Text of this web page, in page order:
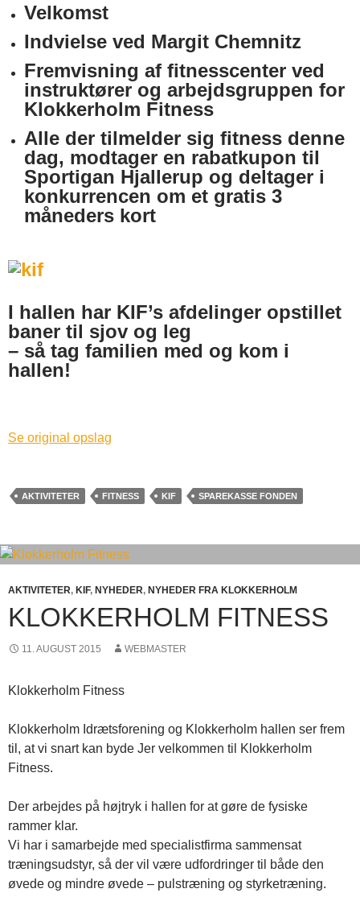
Velkomst
Indvielse ved Margit Chemnitz
Fremvisning af fitnesscenter ved
instruktører og arbejdsgruppen for
Klokkerholm Fitness
Alle der tilmelder sig fitness denne
dag, modtager en rabatkupon til
Sportigan Hjallerup og deltager i
konkurrencen om et gratis 3
måneders kort
I hallen har KIF’s afdelinger opstillet
baner til sjov og leg
– så tag familien med og kom i
hallen!
Se original opslag
AKTIVITETER FITNESS KIF SPAREKASSE FONDEN
AKTIVITETER, KIF, NYHEDER, NYHEDER FRA KLOKKERHOLM
KLOKKERHOLM FITNESS
11. AUGUST 2015 WEBMASTER
Klokkerholm Fitness
Klokkerholm Idrætsforening og Klokkerholm hallen ser frem
til, at vi snart kan byde Jer velkommen til Klokkerholm
Fitness.
Der arbejdes på højtryk i hallen for at gøre de fysiske
rammer klar.
Vi har i samarbejde med specialistfirma sammensat
træningsudstyr, så der vil være udfordringer til både den
øvede og mindre øvede – pulstræning og styrketræning.